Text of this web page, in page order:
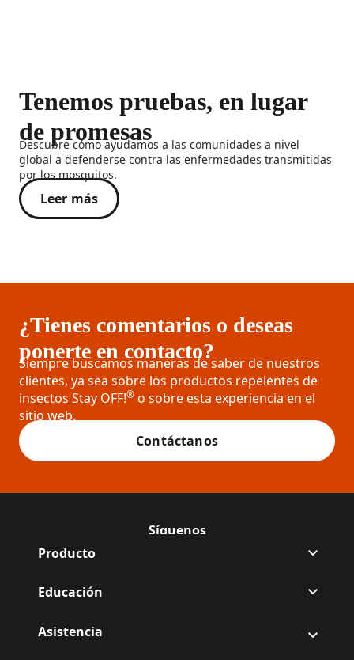
Tenemos pruebas, en lugar
de promesas
Descubre cómo ayudamos a las comunidades a nivel
global a defenderse contra las enfermedades transmitidas
por los mosquitos.
Leer más
¿Tienes comentarios o deseas
ponerte en contacto?
Siempre buscamos maneras de saber de nuestros
clientes, ya sea sobre los productos repelentes de
insectos Stay OFF!® o sobre esta experiencia en el
sitio web.
Contáctanos
Síguenos
Síguenos Off en
(Opens in a new tab)
Síguenos Off en
(Opens in a new tab)
Producto
Educación
Asistencia